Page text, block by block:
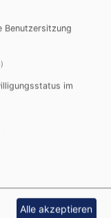
Benutzersitzung
im
Alle akzeptieren